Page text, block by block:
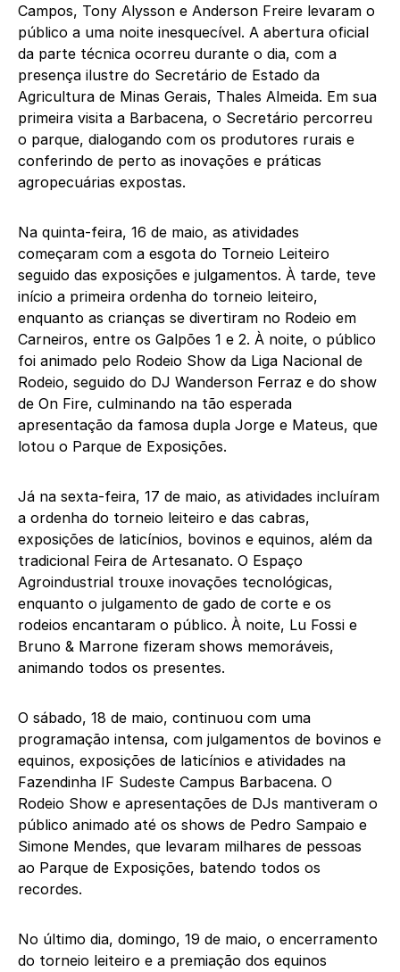
Campos, Tony Alysson e Anderson Freire levaram o
público a uma noite inesquecível. A abertura oficial
da parte técnica ocorreu durante o dia, com a
presença ilustre do Secretário de Estado da
Agricultura de Minas Gerais, Thales Almeida. Em sua
primeira visita a Barbacena, o Secretário percorreu
o parque, dialogando com os produtores rurais e
conferindo de perto as inovações e práticas
agropecuárias expostas.
Na quinta-feira, 16 de maio, as atividades
começaram com a esgota do Torneio Leiteiro
seguido das exposições e julgamentos. À tarde, teve
início a primeira ordenha do torneio leiteiro,
enquanto as crianças se divertiram no Rodeio em
Carneiros, entre os Galpões 1 e 2. À noite, o público
foi animado pelo Rodeio Show da Liga Nacional de
Rodeio, seguido do DJ Wanderson Ferraz e do show
de On Fire, culminando na tão esperada
apresentação da famosa dupla Jorge e Mateus, que
lotou o Parque de Exposições.
Já na sexta-feira, 17 de maio, as atividades incluíram
a ordenha do torneio leiteiro e das cabras,
exposições de laticínios, bovinos e equinos, além da
tradicional Feira de Artesanato. O Espaço
Agroindustrial trouxe inovações tecnológicas,
enquanto o julgamento de gado de corte e os
rodeios encantaram o público. À noite, Lu Fossi e
Bruno & Marrone fizeram shows memoráveis,
animando todos os presentes.
O sábado, 18 de maio, continuou com uma
programação intensa, com julgamentos de bovinos e
equinos, exposições de laticínios e atividades na
Fazendinha IF Sudeste Campus Barbacena. O
Rodeio Show e apresentações de DJs mantiveram o
público animado até os shows de Pedro Sampaio e
Simone Mendes, que levaram milhares de pessoas
ao Parque de Exposições, batendo todos os
recordes.
No último dia, domingo, 19 de maio, o encerramento
do torneio leiteiro e a premiação dos equinos